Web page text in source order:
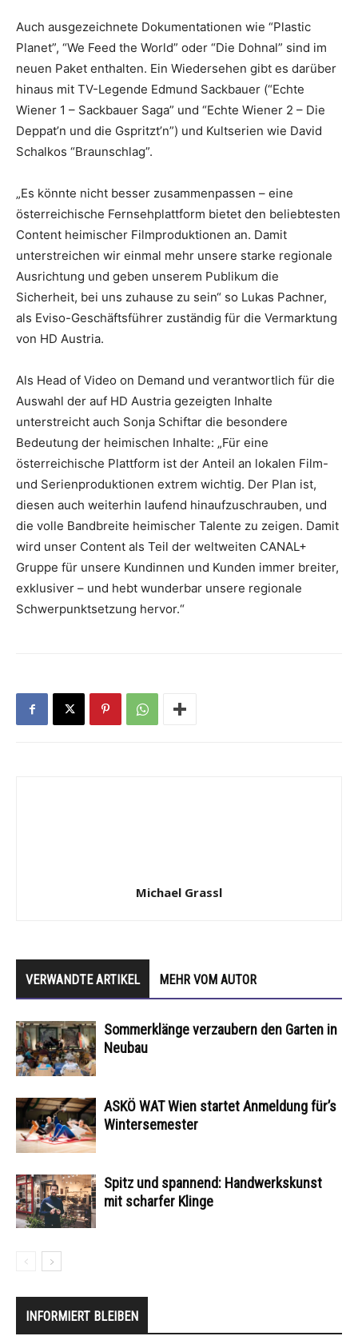
Auch ausgezeichnete Dokumentationen wie “Plastic
Planet”, “We Feed the World” oder “Die Dohnal” sind im
neuen Paket enthalten. Ein Wiedersehen gibt es darüber
hinaus mit TV-Legende Edmund Sackbauer (“Echte
Wiener 1 – Sackbauer Saga” und “Echte Wiener 2 – Die
Deppat’n und die Gspritzt’n”) und Kultserien wie David
Schalkos “Braunschlag”.
„Es könnte nicht besser zusammenpassen – eine
österreichische Fernsehplattform bietet den beliebtesten
Content heimischer Filmproduktionen an. Damit
unterstreichen wir einmal mehr unsere starke regionale
Ausrichtung und geben unserem Publikum die
Sicherheit, bei uns zuhause zu sein“ so Lukas Pachner,
als Eviso-Geschäftsführer zuständig für die Vermarktung
von HD Austria.
Als Head of Video on Demand und verantwortlich für die
Auswahl der auf HD Austria gezeigten Inhalte
unterstreicht auch Sonja Schiftar die besondere
Bedeutung der heimischen Inhalte: „Für eine
österreichische Plattform ist der Anteil an lokalen Film-
und Serienproduktionen extrem wichtig. Der Plan ist,
diesen auch weiterhin laufend hinaufzuschrauben, und
die volle Bandbreite heimischer Talente zu zeigen. Damit
wird unser Content als Teil der weltweiten CANAL+
Gruppe für unsere Kundinnen und Kunden immer breiter,
exklusiver – und hebt wunderbar unsere regionale
Schwerpunktsetzung hervor.“
Michael Grassl
VERWANDTE ARTIKEL MEHR VOM AUTOR
Sommerklänge verzaubern den Garten in
Neubau
ASKÖ WAT Wien startet Anmeldung für’s
Wintersemester
Spitz und spannend: Handwerkskunst
mit scharfer Klinge
INFORMIERT BLEIBEN